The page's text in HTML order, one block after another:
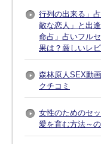
行列の出来る」
敵な恋人」と出
命占」占いフル
果は？厳しいレ
森林原人SEX動
クチコミ
女性のためのセ
愛を育む方法～